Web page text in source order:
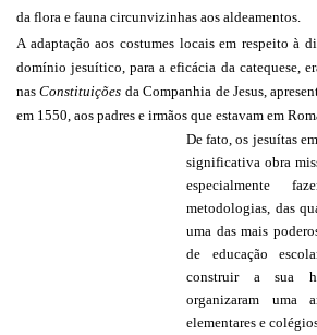
da flora e fauna circunvizinhas aos aldeamentos.
A adaptação aos costumes locais em respeito à
domínio jesuítico, para a eficácia da catequese,
nasConstituições da Companhia de Jesus,
em 1550, aos padres e irmãos que estavam em
De fato, os jesuítas
significativa obra
especialmente
metodologias, das
uma das mais
de educação
construir a sua
organizaram uma
elementares e